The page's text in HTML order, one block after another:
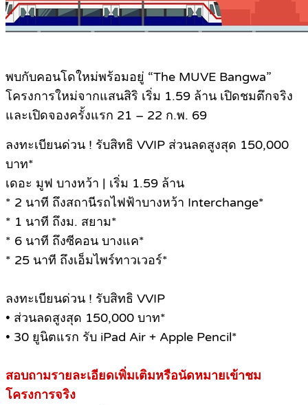
พบกับคอนโดใหม่พร้อมอยู่ “The MUVE Bangwa”
โครงการใหม่จากแสนสิริ เริ่ม 1.59 ล้าน เปิดชมตึกจริง
และเปิดจองครั้งแรก 21 – 22 ก.พ. 69
ลงทะเบียนด่วน ! รับสิทธิ VVIP ส่วนลดสูงสุด 150,000
บาท*
เดอะ มูฟ บางหว้า | เริ่ม 1.59 ล้าน
* 2 นาที ถึงสถานีรถไฟฟ้าบางหว้า Interchange*
* 1 นาที ถึงม. สยาม*
* 6 นาที ถึงซีคอน บางแค*
* 25 นาที ถึงเอ็มไพร์ทาวเวอร์*
ลงทะเบียนด่วน ! รับสิทธิ VVIP
• ส่วนลดสูงสุด 150,000 บาท*
• 30 ยูนิตแรก รับ iPad Air + Apple Pencil*
สอบถามรายละเอียดเพิ่มเติมหรือนัดหมายเข้าชม
โครงการจริง